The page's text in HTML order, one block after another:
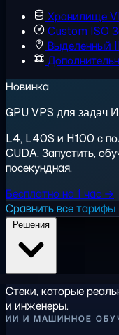
Хранилище
Custom ISO
Выделенный
Новинка
GPU VPS для задач
L4, L40S и H100 с
CUDA. Запустить,
посекундная.
Бесплатно на 1 час →
Сравнить все
Стеки, которые
и инженеры.
ИИ И МАШИННОЕ